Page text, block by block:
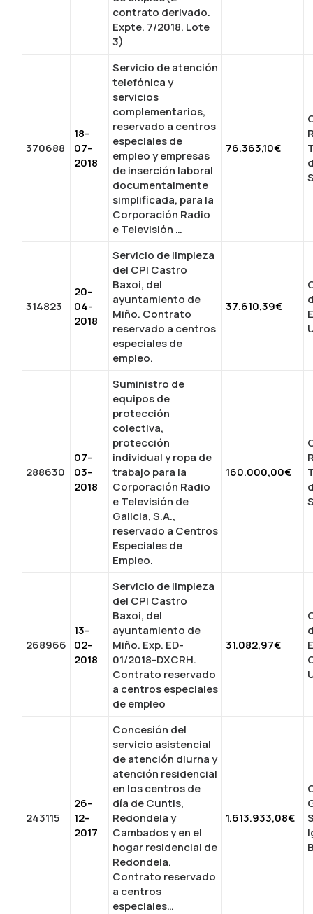
contrato derivado.
Expte. 7/2018. Lote
3)
370688
18-
07-
2018
Servicio de atención
telefónica y
servicios
complementarios,
reservado a centros
especiales de
empleo y empresas
de inserción laboral
documentalmente
simplificada, para la
Corporación Radio
e Televisión …
76.363,10€
314823
20-
04-
2018
Servicio de limpieza
del CPI Castro
Baxoi, del
ayuntamiento de
Miño. Contrato
reservado a centros
especiales de
empleo.
37.610,39€
288630
07-
03-
2018
Suministro de
equipos de
protección
colectiva,
protección
individual y ropa de
trabajo para la
Corporación Radio
e Televisión de
Galicia, S.A.,
reservado a Centros
Especiales de
Empleo.
160.000,00€
268966
13-
02-
2018
Servicio de limpieza
del CPI Castro
Baxoi, del
ayuntamiento de
Miño. Exp. ED-
01/2018-DXCRH.
Contrato reservado
a centros especiales
de empleo
31.082,97€
243115
26-
12-
2017
Concesión del
servicio asistencial
de atención diurna y
atención residencial
en los centros de
día de Cuntis,
Redondela y
Cambados y en el
hogar residencial de
Redondela.
Contrato reservado
a centros
especiales…
1.613.933,08€